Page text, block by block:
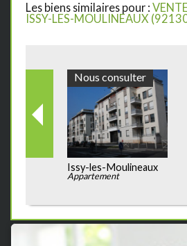
Les biens similaires pour :
ISSY-LES-MOULINEAUX
Nous consulter
Issy-les-
Appartement